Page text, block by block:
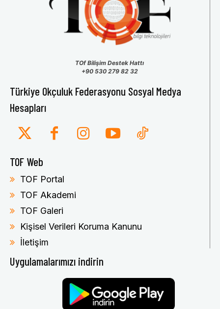
TOf Bilişim Destek Hattı
+90 530 279 82 32
Türkiye Okçuluk Federasyonu Sosyal Medya
Hesapları
TOF Web
TOF Portal
TOF Akademi
TOF Galeri
Kişisel Verileri Koruma Kanunu
İletişim
Uygulamalarımızı indirin